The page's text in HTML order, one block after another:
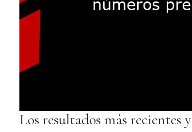
Los resultados más recientes